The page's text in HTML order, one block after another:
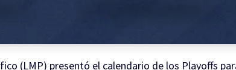
(LMP) presentó el calendario de los Playoffs